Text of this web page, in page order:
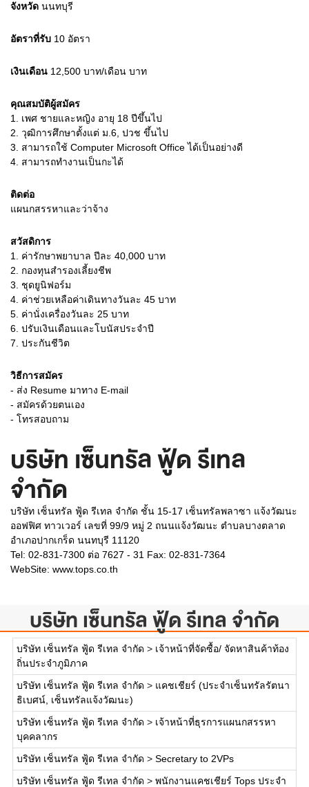
จังหวัด นนทบุรี
อัตราที่รับ 10 อัตรา
เงินเดือน 12,500 บาท/เดือน บาท
คุณสมบัติผู้สมัคร
1.
เพศ ชายและหญิง อายุ 18 ปีขึ้นไป
2. วุฒิการศึกษาตั้งแต่ ม.6, ปวช ขึ้นไป
3.
สามารถใช้ Computer Microsoft Office ได้เป็นอย่างดี
4. สามารถทำงานเป็นกะได้
ติดต่อ
แผนกสรรหาและว่าจ้าง
สวัสดิการ
1. ค่ารักษาพยาบาล ปีละ 40,000 บาท
2. กองทุนสำรองเลี้ยงชีพ
3. ชุดยูนิฟอร์ม
4. ค่าช่วยเหลือค่าเดินทางวันละ 45 บาท
5. ค่านั่งเครื่องวันละ 25 บาท
6. ปรับเงินเดือนและโบนัสประจำปี
7. ประกันชีวิต
วิธีการสมัคร
- ส่ง Resume มาทาง E-mail
- สมัครด้วยตนเอง
- โทรสอบถาม
บริษัท เซ็นทรัล ฟู้ด รีเทล
จำกัด
บริษัท เซ็นทรัล ฟู้ด รีเทล จำกัด ชั้น 15-17 เซ็นทรัลพลาซา แจ้งวัฒนะ
ออฟฟิศ ทาวเวอร์ เลขที่ 99/9 หมู่ 2 ถนนแจ้งวัฒนะ ตำบลบางตลาด
อำเภอปากเกร็ด นนทบุรี 11120
Tel: 02-831-7300 ต่อ 7627 - 31 Fax: 02-831-7364
WebSite: www.tops.co.th
บริษัท เซ็นทรัล ฟู้ด รีเทล จำกัด
บริษัท เซ็นทรัล ฟู้ด รีเทล จำกัด > เจ้าหน้าที่จัดซื้อ/ จัดหาสินค้าท้อง
ถิ่นประจำภูมิภาค
บริษัท เซ็นทรัล ฟู้ด รีเทล จำกัด > แคชเชียร์ (ประจำเซ็นทรัลรัตนา
ธิเบศน์, เซ็นทรัลแจ้งวัฒนะ)
บริษัท เซ็นทรัล ฟู้ด รีเทล จำกัด > เจ้าหน้าที่ธุรการแผนกสรรหา
บุคคลากร
บริษัท เซ็นทรัล ฟู้ด รีเทล จำกัด > Secretary to 2VPs
บริษัท เซ็นทรัล ฟู้ด รีเทล จำกัด > พนักงานแคชเชียร์ Tops ประจำ